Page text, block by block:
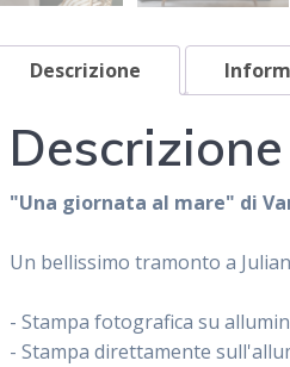
Descrizione
Descrizione
"Una giornata al mare" di
Un bellissimo tramonto a
- Stampa fotografica su
- Stampa direttamente